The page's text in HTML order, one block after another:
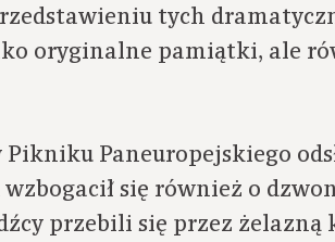
tych
oryginalne pamiątki, ale
Paneuropejskiego
się również o
przebili się przez